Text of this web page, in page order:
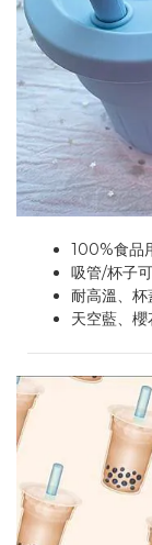
100%食品
吸管/杯子
耐高溫、杯
天空藍、